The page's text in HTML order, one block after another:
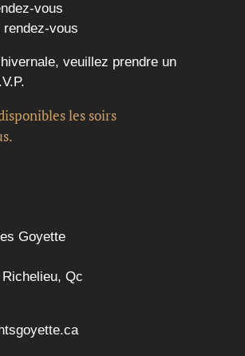
vous
rendez-vous
veuillez prendre un
les soirs
Goyette
Qc